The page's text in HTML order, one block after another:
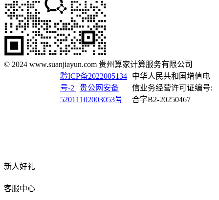
© 2024 www.suanjiayun.com 贵州算家计算服务有限公司
黔ICP备2022005134
号-2 | 贵公网安备
52011102003053号
中华人民共和国增值电
信业务经营许可证编号:
合字B2-20250467
新人好礼
客服中心